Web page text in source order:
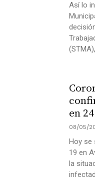
Así lo
en
08/05/
Hoy se
19 en
la